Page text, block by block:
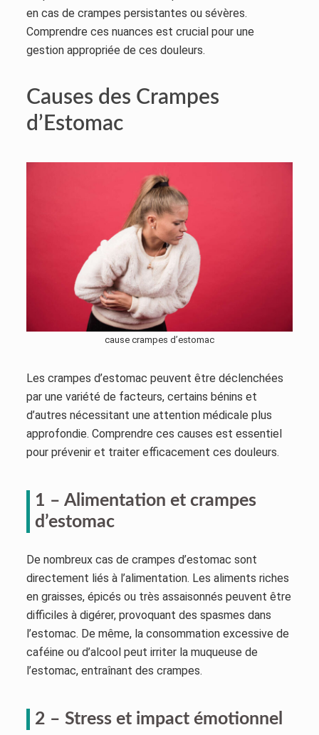
en cas de crampes persistantes ou sévères.
Comprendre ces nuances est crucial pour une
gestion appropriée de ces douleurs.
Causes des Crampes
d’Estomac
cause crampes d’estomac
Les crampes d’estomac peuvent être déclenchées
par une variété de facteurs, certains bénins et
d’autres nécessitant une attention médicale plus
approfondie. Comprendre ces causes est essentiel
pour prévenir et traiter efficacement ces douleurs.
1 – Alimentation et crampes
d’estomac
De nombreux cas de crampes d’estomac sont
directement liés à l’alimentation. Les aliments riches
en graisses, épicés ou très assaisonnés peuvent être
difficiles à digérer, provoquant des spasmes dans
l’estomac. De même, la consommation excessive de
caféine ou d’alcool peut irriter la muqueuse de
l’estomac, entraînant des crampes.
2 – Stress et impact émotionnel